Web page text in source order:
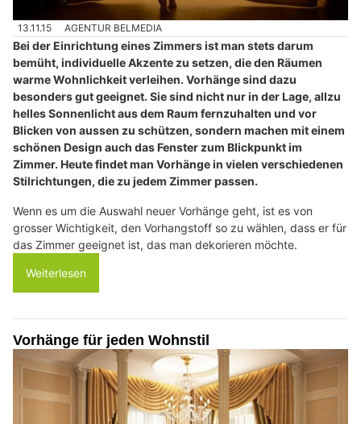
13.11.15 AGENTUR BELMEDIA
Bei der Einrichtung eines Zimmers ist man stets darum
bemüht, individuelle Akzente zu setzen, die den Räumen
warme Wohnlichkeit verleihen. Vorhänge sind dazu
besonders gut geeignet. Sie sind nicht nur in der Lage, allzu
helles Sonnenlicht aus dem Raum fernzuhalten und vor
Blicken von aussen zu schützen, sondern machen mit einem
schönen Design auch das Fenster zum Blickpunkt im
Zimmer. Heute findet man Vorhänge in vielen verschiedenen
Stilrichtungen, die zu jedem Zimmer passen.
Wenn es um die Auswahl neuer Vorhänge geht, ist es von
grosser Wichtigkeit, den Vorhangstoff so zu wählen, dass er für
das Zimmer geeignet ist, das man dekorieren möchte.
Weiterlesen
Vorhänge für jeden Wohnstil